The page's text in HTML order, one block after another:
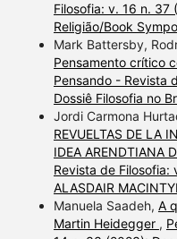
Filosofia: v. 16 n. 37
Religião/Book
Mark Battersby,
Pensamento crítico
Pensando - Revista
Dossiê Filosofia no
Jordi Carmona
REVUELTAS DE LA
IDEA ARENDTIANA
Revista de Filosofia:
ALASDAIR
Manuela Saadeh, A
Martin Heidegger ,